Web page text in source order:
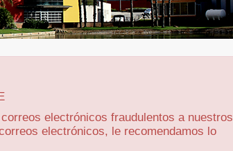
electrónicos fraudulentos a nuestros
electrónicos, le recomendamos lo